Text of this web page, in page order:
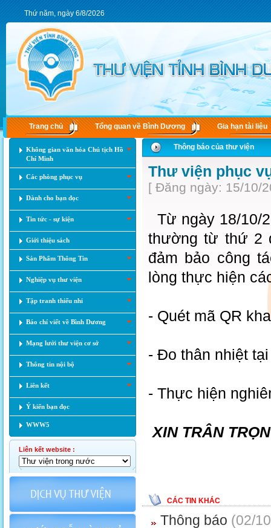
Thứ năm, ngày 6/8/2026
Trang chủ Tổng quan về Bình Dương Gia hạn tài liệu
Không gian văn hóa Chủ tịch Hồ
Chí Minh
Các phòng phục vụ
Dành cho bạn đọc
Tin tức - sự kiện
Giới thiệu sách
Sản Phẩm Thông Tin
Nghiệp vụ thư viện
Tập tranh thiếu nhi
Báo chí viết về Bình Dương
Mạng lưới thư viện cơ sở
Thông tin nội bộ
Liên kết
Ý kiến bạn đọc
WWW5
Liên kết website :
Thông báo của thư viện
Thư viện phục
[ Đăng ngày: 15/10/
Từ ngày 18/10/
thường từ thứ 2
đảm bảo công
lòng thực hiện
- Quét mã QR
- Đo thân nhiệt
- Thực hiện
XIN TRÂN
CÁC TIN KHÁC
Thông báo (02/